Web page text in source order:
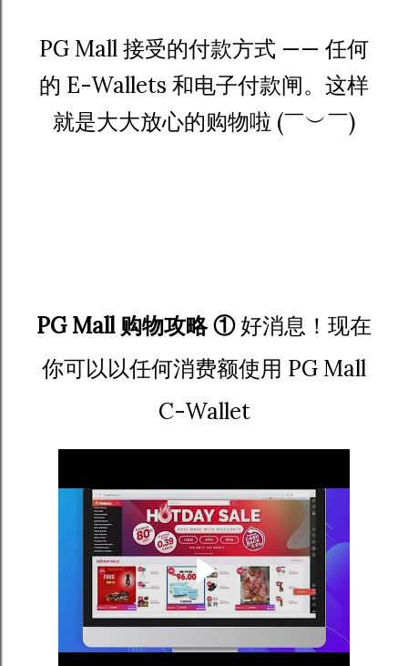
PG Mall 接受的付款方式 —— 任何
的 E-Wallets 和电子付款闸。这样
就是大大放心的购物啦 (￣︶￣)
PG Mall 购物攻略 ①好消息！现在
你可以以任何消费额使用 PG Mall
C-Wallet